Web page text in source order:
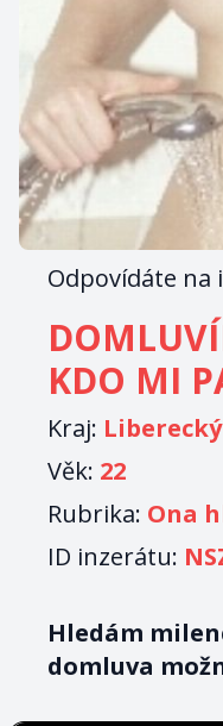
Odpovídáte na
KDO MI
Kraj: Liberecký
Věk: 22
Rubrika: Ona
ID inzerátu:
Hledám
domluva